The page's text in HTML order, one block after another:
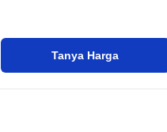
Tanya Harga